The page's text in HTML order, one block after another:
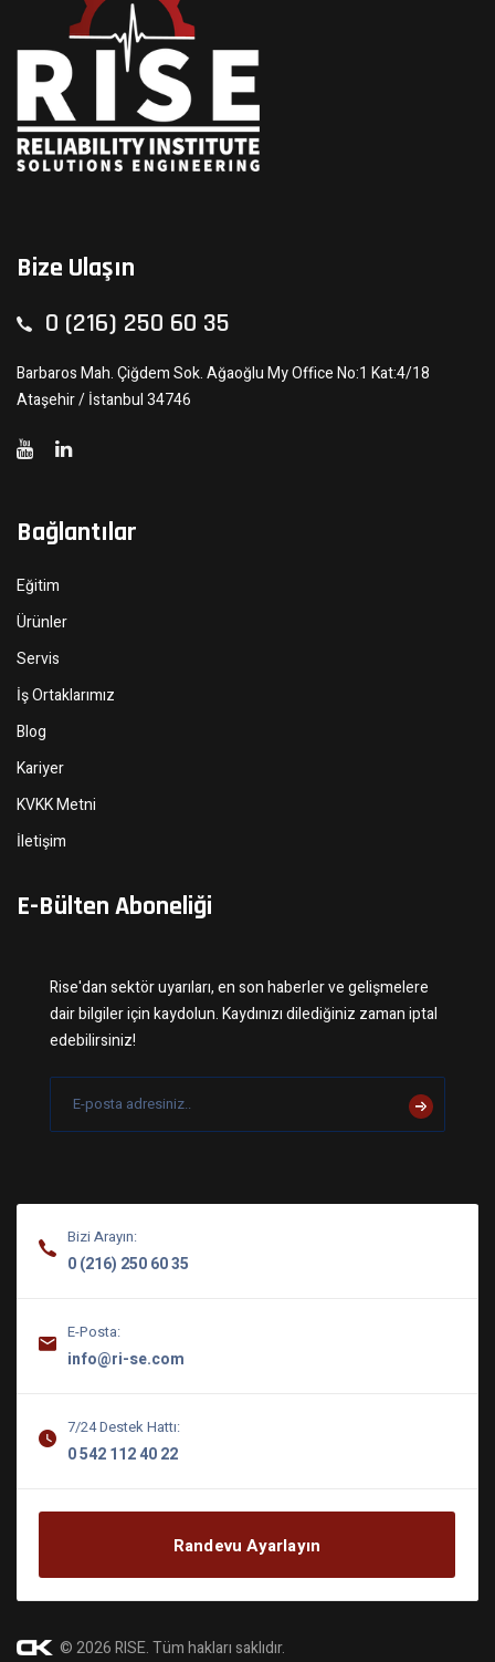
Bize Ulaşın
0 (216) 250 60 35
Barbaros Mah. Çiğdem Sok. Ağaoğlu My Office No:1 Kat:4/18
Ataşehir / İstanbul 34746
Bağlantılar
Eğitim
Ürünler
Servis
İş Ortaklarımız
Blog
Kariyer
KVKK Metni
İletişim
E-Bülten Aboneliği
Rise'dan sektör uyarıları, en son haberler ve gelişmelere
dair bilgiler için kaydolun. Kaydınızı dilediğiniz zaman iptal
edebilirsiniz!
Bizi Arayın:
0 (216) 250 60 35
E-Posta:
info@ri-se.com
7/24 Destek Hattı:
0 542 112 40 22
Randevu Ayarlayın
© 2026 RISE. Tüm hakları saklıdır.